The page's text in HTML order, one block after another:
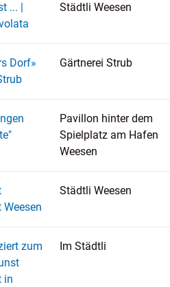
... |
Städtli Weesen
Dorf»
Gärtnerei Strub
Pavillon hinter dem
Spielplatz am Hafen
Weesen
Städtli Weesen
zum
in
Im Städtli